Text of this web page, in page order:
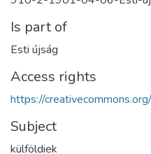
Is part of
Esti újság
Access rights
https://
Subject
külföldiek